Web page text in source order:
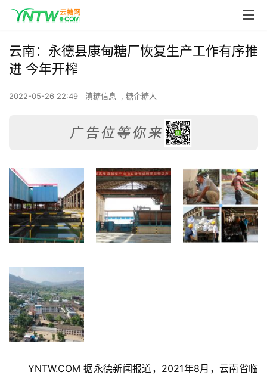
云南：永德县康甸糖厂恢复生产工作有序推
进 今年开榨
2022-05-26 22:49 滇糖信息 , 糖企糖人
YNTW.COM 据永德新闻报道，2021年8月，云南省临